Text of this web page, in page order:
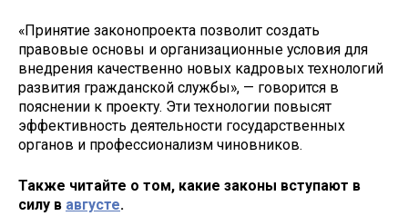
«Принятие законопроекта позволит создать
правовые основы и организационные условия для
внедрения качественно новых кадровых технологий
развития гражданской службы», — говорится в
пояснении к проекту. Эти технологии повысят
эффективность деятельности государственных
органов и профессионализм чиновников.
Также читайте о том, какие законы вступают в
силу в августе.